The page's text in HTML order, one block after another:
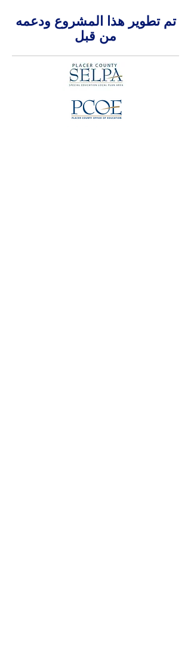
تم تطوير هذا المشروع ودعمه
من قبل